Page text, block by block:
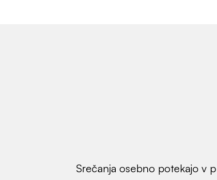
Srečanja osebno potekajo v